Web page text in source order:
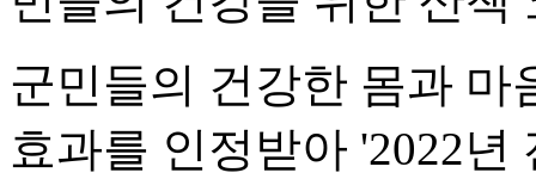
군민들의 건강한 몸과 마
효과를 인정받아 '2022